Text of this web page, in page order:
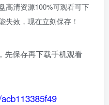
高清资源100%可观看可下
失效，现在立刻保存！
先保存再下载手机观看